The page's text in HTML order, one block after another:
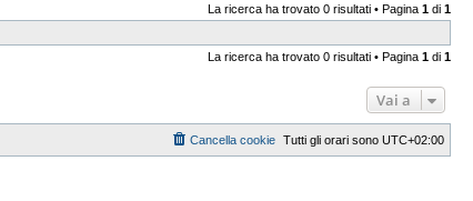
La ricerca ha trovato 0 risultati • Pagina 1 di 1
La ricerca ha trovato 0 risultati • Pagina 1 di 1
Vai a
Tutti gli orari sono UTC+02:00
Cancella cookie